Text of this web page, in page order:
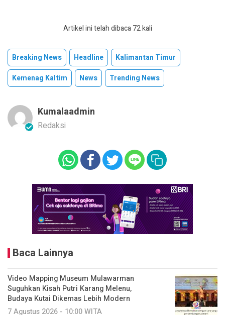
Artikel ini telah dibaca 72 kali
Breaking News Headline
Kalimantan Timur
Kemenag Kaltim
News Trending News
Kumalaadmin
Redaksi
Baca Lainnya
Video Mapping Museum Mulawarman
Suguhkan Kisah Putri Karang Melenu,
Budaya Kutai Dikemas Lebih Modern
7 Agustus 2026 - 10:00 WITA